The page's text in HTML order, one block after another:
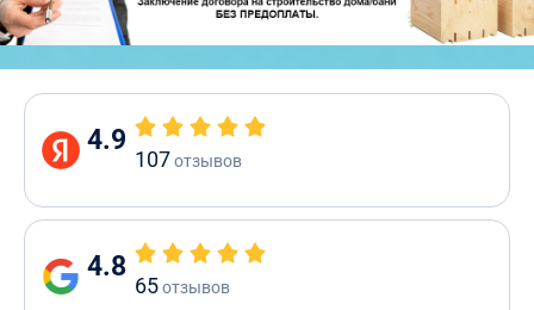
4.9
107отзывов
4.8
65отзывов